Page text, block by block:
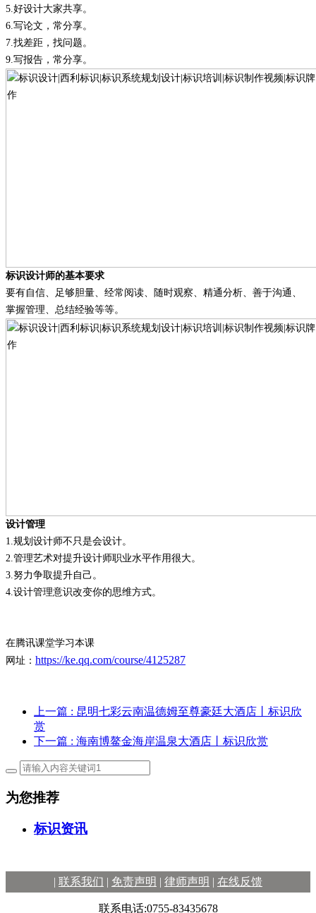
5. 好设计大家共享。
6. 写论文，常分享。
7. 找差距，找问题 。
9. 写报告，常分享。
标识设计师的基本要求
要有自信
足够胆量 经常阅读 随时观察 精通分析 善于沟通
掌握管理
总结经验等等。
设计管理
1. 规划设计师不只是会设计。
2. 管理艺术对提升设计师职业水平作用很大。
3. 努力争取提升自己 。
4. 设计管理意识改变你的思维方式。
在腾讯课堂学习本课
网址： https://ke.qq.com/course/4125287
上一篇 : 昆明七彩云南温德姆至尊豪廷大酒店丨标识欣
赏
下一篇 : 海南博鳌金海岸温泉大酒店丨标识欣赏
为您推荐
标识资讯
| 联系我们 | 免责声明 | 律师声明 | 在线反馈
联系电话:0755-83435678